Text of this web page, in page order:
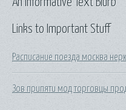
Links to Important Stuff
Расписание поезда москва
Зов припяти мод торговцы